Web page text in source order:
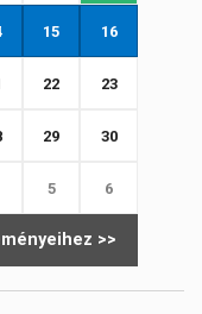
15 16
22 23
29 30
5 6
>>